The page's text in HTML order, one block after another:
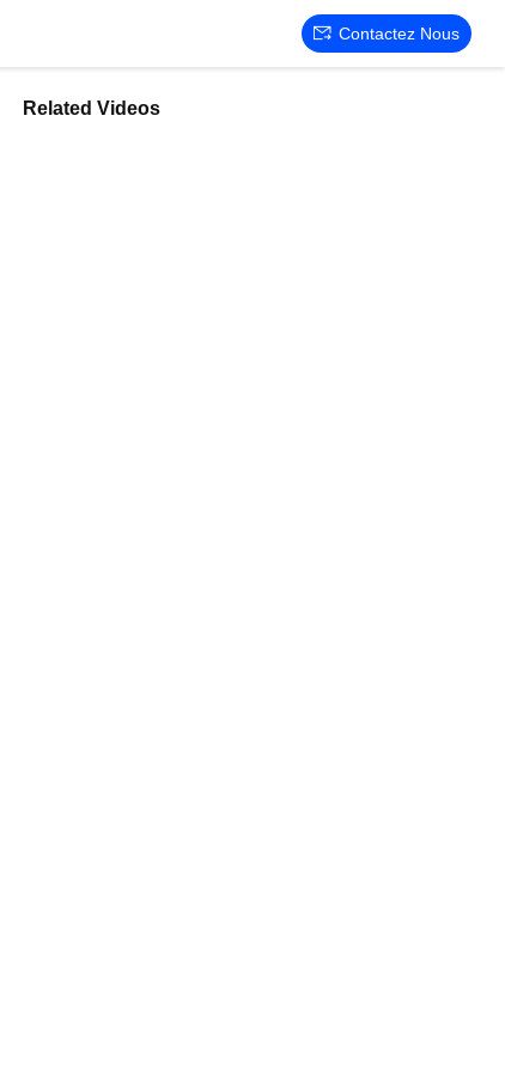
Contactez Nous
Related Videos